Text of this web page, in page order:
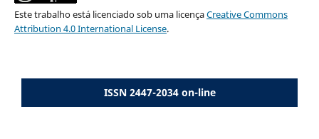
Este trabalho está licenciado sob uma licençaCreative Commons
Attribution 4.0 International License.
ISSN 2447-2034 on-line